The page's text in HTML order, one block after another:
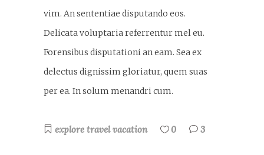
vim. An sententiae disputando eos.
Delicata voluptaria referrentur mel eu.
Forensibus disputationi an eam. Sea ex
delectus dignissim gloriatur, quem suas
per ea. In solum menandri cum.
explore travel vacation 0 3